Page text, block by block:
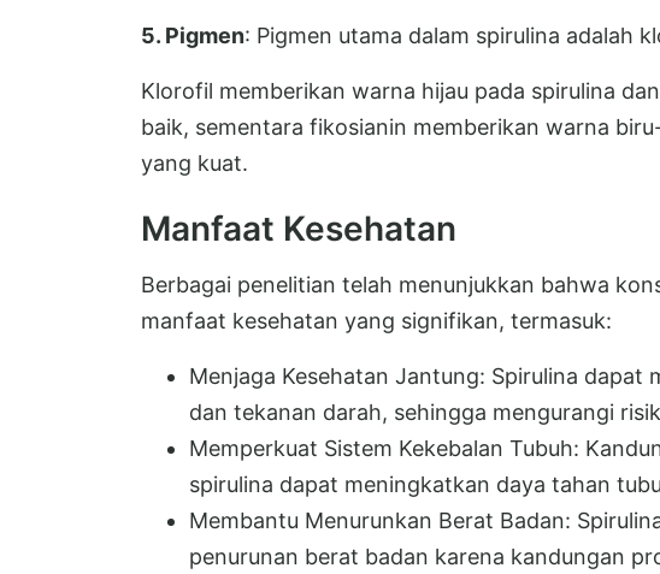
5. Pigmen: Pigmen utama dalam spirulina adalah
Klorofil memberikan warna hijau pada spirulina
baik, sementara fikosianin memberikan warna
yang kuat.
Manfaat Kesehatan
Berbagai penelitian telah menunjukkan bahwa
manfaat kesehatan yang signifikan, termasuk:
Menjaga Kesehatan Jantung: Spirulina dapat
dan tekanan darah, sehingga mengurangi
Memperkuat Sistem Kekebalan Tubuh:
spirulina dapat meningkatkan daya tahan
Membantu Menurunkan Berat Badan:
penurunan berat badan karena kandungan